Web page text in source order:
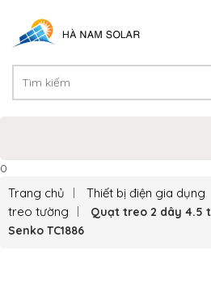
0
Trang chủ Thiết bị điện gia dụng
treo tường
Quạt treo 2 dây 4.5
Senko TC1886